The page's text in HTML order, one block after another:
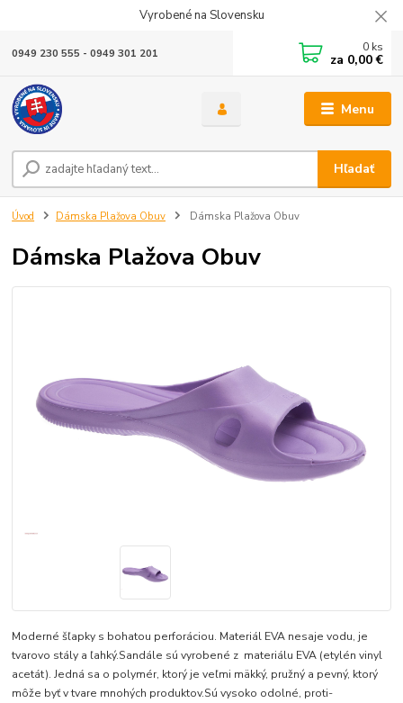
Vyrobené na Slovensku
Menu
Hľadať
0949 230 555 - 0949 301 201 0 ks
za 0,00 €
Úvod Dámska Plažova Obuv Dámska Plažova Obuv
Dámska Plažova Obuv
Moderné šľapky s bohatou perforáciou. Materiál EVA nesaje vodu, je
tvarovo stály a ľahký.Sandále sú vyrobené z materiálu EVA (etylén vinyl
acetát). Jedná sa o polymér, ktorý je veľmi mäkký, pružný a pevný, ktorý
môže byť v tvare mnohých produktov.Sú vysoko odolné, proti-